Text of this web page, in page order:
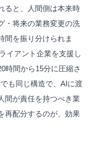
ると、人間側は本来時
・将来の業務変更の洗
間を振り分けられま
イアント企業を支援し
時間から15分に圧縮さ
も同じ構造で、AIに渡
間が責任を持つべき業
再配分するのが、効果